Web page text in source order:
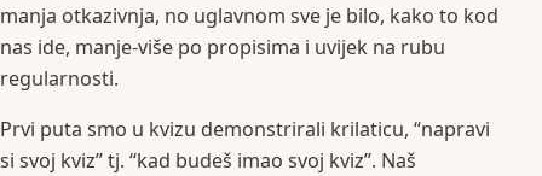
manja otkazivnja, no uglavnom sve je bilo, kako to kod
nas ide, manje-više po propisima i uvijek na rubu
regularnosti.
Prvi puta smo u kvizu demonstrirali krilaticu, “napravi
si svoj kviz” tj. “kad budeš imao svoj kviz”. Naš